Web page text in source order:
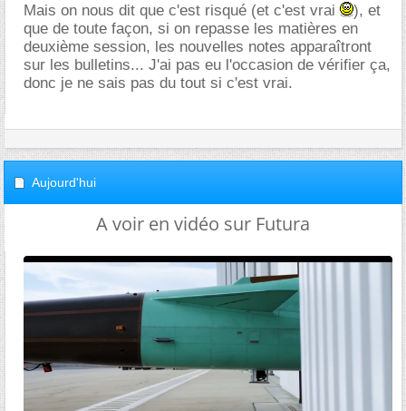
Mais on nous dit que c'est risqué (et c'est vrai
), et
que de toute façon, si on repasse les matières en
deuxième session, les nouvelles notes apparaîtront
sur les bulletins... J'ai pas eu l'occasion de vérifier ça,
donc je ne sais pas du tout si c'est vrai.
Aujourd'hui
A voir en vidéo sur Futura